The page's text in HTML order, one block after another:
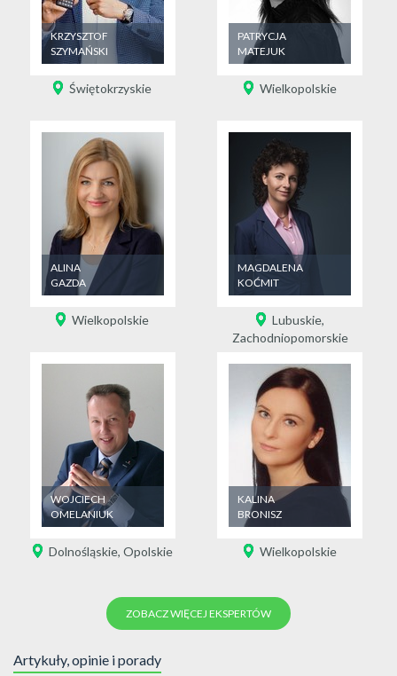
KRZYSZTOF
SZYMAŃSKI
Świętokrzyskie
PATRYCJA
MATEJUK
Wielkopolskie
ALINA
GAZDA
Wielkopolskie
MAGDALENA
KOĆMIT
Lubuskie,
Zachodniopomorskie
WOJCIECH
OMELANIUK
Dolnośląskie, Opolskie
KALINA
BRONISZ
Wielkopolskie
ZOBACZ WIĘCEJ EKSPERTÓW
Artykuły, opinie i porady